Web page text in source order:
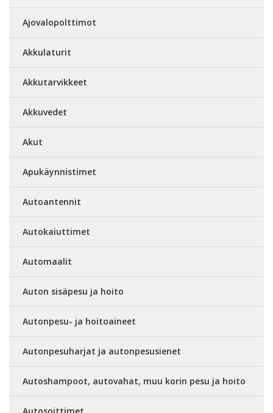
Ajovalopolttimot
Akkulaturit
Akkutarvikkeet
Akkuvedet
Akut
Apukäynnistimet
Autoantennit
Autokaiuttimet
Automaalit
Auton sisäpesu ja hoito
Autonpesu- ja hoitoaineet
Autonpesuharjat ja autonpesusienet
Autoshampoot, autovahat, muu korin pesu ja hoito